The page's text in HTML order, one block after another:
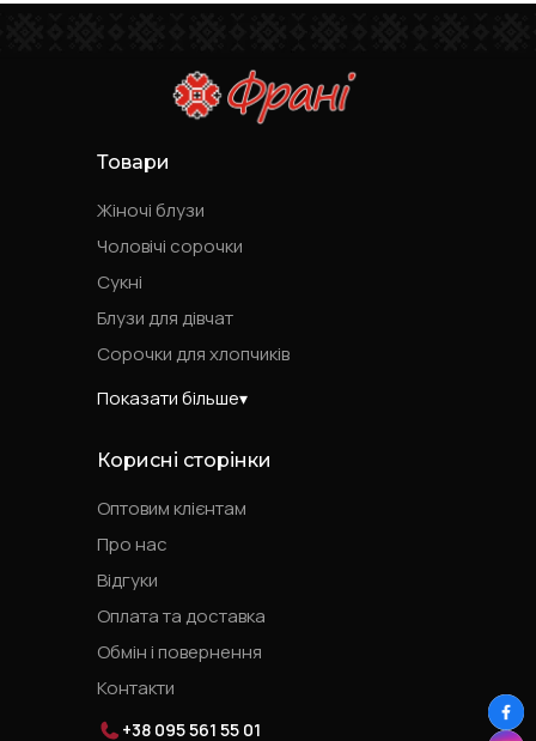
Товари
Жіночі блузи
Чоловічі сорочки
Сукні
Блузи для дівчат
Сорочки для хлопчиків
Показати більше
Корисні сторінки
Оптовим клієнтам
Про нас
Відгуки
Оплата та доставка
Обмін і повернення
Контакти
+38 095 561 55 01